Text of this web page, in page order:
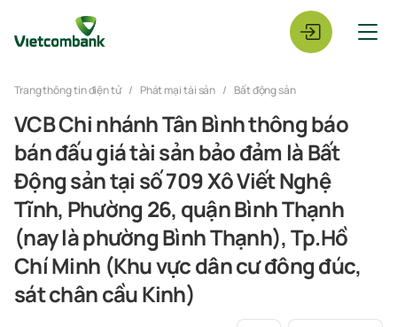
Trang thông tin điện tử Phát mại tài sản Bất động sản
VCB Chi nhánh Tân Bình thông báo
bán đấu giá tài sản bảo đảm là Bất
Động sản tại số 709 Xô Viết Nghệ
Tĩnh, Phường 26, quận Bình Thạnh
(nay là phường Bình Thạnh), Tp.Hồ
Chí Minh (Khu vực dân cư đông đúc,
sát chân cầu Kinh)